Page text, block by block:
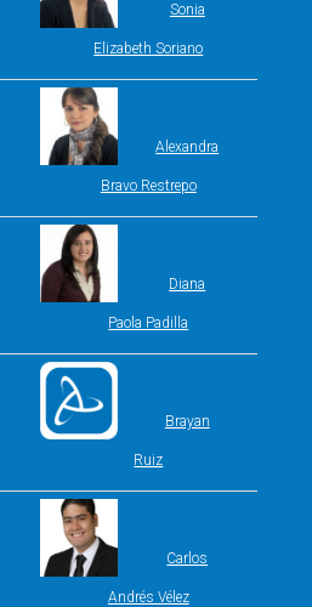
Sonia
Elizabeth Soriano
Alexandra
Bravo Restrepo
Diana
Paola Padilla
Brayan
Ruiz
Carlos
Andrés Vélez